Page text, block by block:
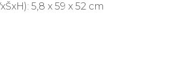
5,8 x 59 x 52 cm